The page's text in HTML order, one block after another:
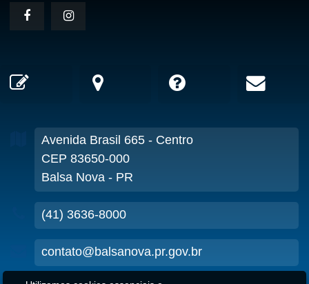
Avenida Brasil 665 - Centro
CEP 83650-000
Balsa Nova - PR
(41) 3636-8000
contato@balsanova.pr.gov.br